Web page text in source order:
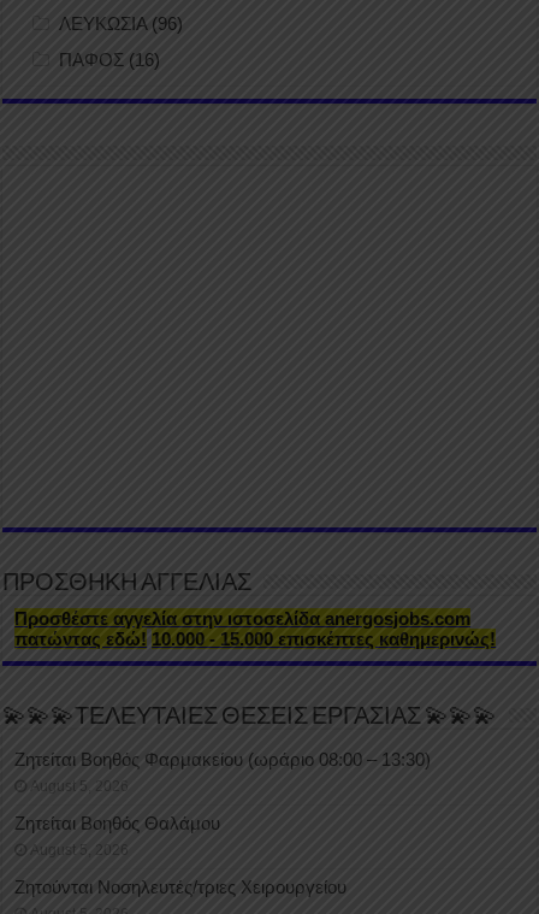
ΛΕΥΚΩΣΙΑ(96)
ΠΑΦΟΣ (16)
ΠΡΟΣΘΗΚΗ ΑΓΓΕΛΙΑΣ
Προσθέστε αγγελία στην ιστοσελίδα anergosjobs.com
πατώντας εδώ! 10.000 - 15.000 επισκέπτες καθημερινώς!
💫💫💫ΤΕΛΕΥΤΑΙΕΣ ΘΕΣΕΙΣ ΕΡΓΑΣΙΑΣ 💫💫💫
Ζητείται Βοηθός Φαρμακείου (ωράριο 08:00 – 13:30)
August 5, 2026
Ζητείται Βοηθός Θαλάμου
August 5, 2026
Ζητούνται Νοσηλευτές/τριες Χειρουργείου